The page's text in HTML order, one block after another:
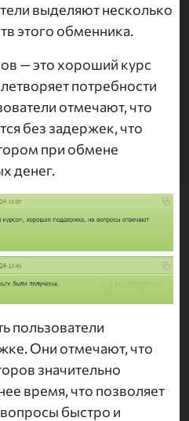
выделяют несколько
этого обменника.
— это хороший курс
потребности
отмечают, что
без задержек, что
при обмене
денег.
пользователи
Они отмечают, что
значительно
время, что позволяет
быстро и